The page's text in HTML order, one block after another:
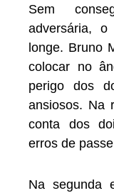
Sem
adversária,
longe. Bruno
colocar no
perigo dos
ansiosos. Na
conta dos
erros de
Na segunda